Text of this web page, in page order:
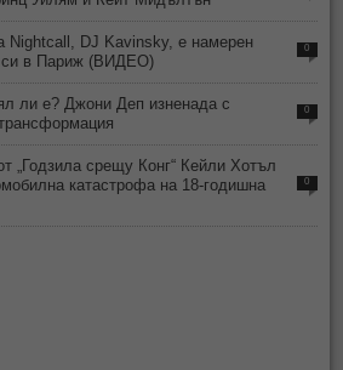
Nightcall, DJ Kavinsky, е намерен
си в Париж (ВИДЕО)
0
ли е? Джони Деп изненада с
0
„Годзила срещу Конг“ Кейли Хотъл
катастрофа на 18-годишна
0